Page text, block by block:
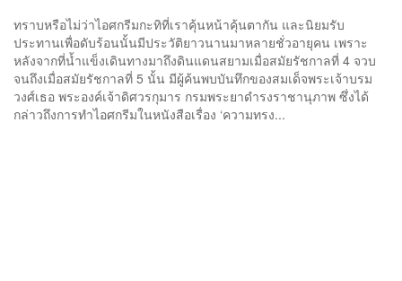
ทราบหรือไม่ว่าไอศกรีมกะทิที่เราคุ้นหน้าคุ้นตากัน และนิยมรับ
ประทานเพื่อดับร้อนนั้นมีประวัติยาวนานมาหลายชั่วอายุคน เพราะ
หลังจากที่น้ำแข็งเดินทางมาถึงดินแดนสยามเมื่อสมัยรัชกาลที่ 4 จวบ
จนถึงเมื่อสมัยรัชกาลที่ 5 นั้น มีผู้ค้นพบบันทึกของสมเด็จพระเจ้าบรม
วงศ์เธอ พระองค์เจ้าดิศวรกุมาร กรมพระยาดำรงราชานุภาพ ซึ่งได้
กล่าวถึงการทำไอศกรีมในหนังสือเรื่อง ‘ความทรง...